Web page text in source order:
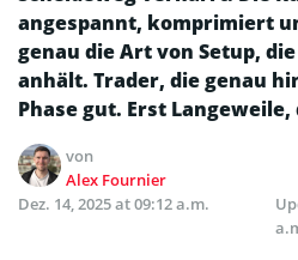
angespannt, komprimiert
genau die Art von Setup,
anhält. Trader, die genau
Phase gut. Erst Langeweile,
von
Alex Fournier
Dez. 14, 2025 at 09:12 a.m.